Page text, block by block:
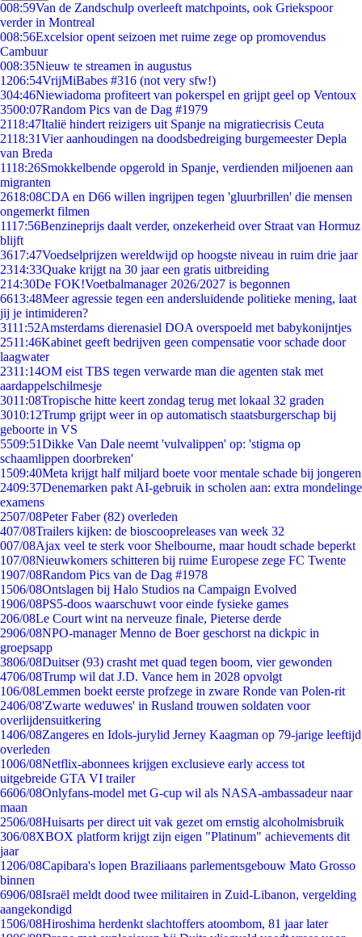
008:59Van de Zandschulp overleeft matchpoints, ook Griekspoor
verder in Montreal
008:56Excelsior opent seizoen met ruime zege op promovendus
Cambuur
008:35Nieuw te streamen in augustus
1206:54VrijMiBabes #316 (not very sfw!)
304:46Niewiadoma profiteert van pokerspel en grijpt geel op Ventoux
3500:07Random Pics van de Dag #1979
2118:47Italië hindert reizigers uit Spanje na migratiecrisis Ceuta
2118:31Vier aanhoudingen na doodsbedreiging burgemeester Depla
van Breda
1118:26Smokkelbende opgerold in Spanje, verdienden miljoenen aan
migranten
2618:08CDA en D66 willen ingrijpen tegen 'gluurbrillen' die mensen
ongemerkt filmen
1117:56Benzineprijs daalt verder, onzekerheid over Straat van Hormuz
blijft
3617:47Voedselprijzen wereldwijd op hoogste niveau in ruim drie jaar
2314:33Quake krijgt na 30 jaar een gratis uitbreiding
214:30De FOK!Voetbalmanager 2026/2027 is begonnen
6613:48Meer agressie tegen een andersluidende politieke mening, laat
jij je intimideren?
3111:52Amsterdams dierenasiel DOA overspoeld met babykonijntjes
2511:46Kabinet geeft bedrijven geen compensatie voor schade door
laagwater
2311:14OM eist TBS tegen verwarde man die agenten stak met
aardappelschilmesje
3011:08Tropische hitte keert zondag terug met lokaal 32 graden
3010:12Trump grijpt weer in op automatisch staatsburgerschap bij
geboorte in VS
5509:51Dikke Van Dale neemt 'vulvalippen' op: 'stigma op
schaamlippen doorbreken'
1509:40Meta krijgt half miljard boete voor mentale schade bij jongeren
2409:37Denemarken pakt AI-gebruik in scholen aan: extra mondelinge
examens
2507/08Peter Faber (82) overleden
407/08Trailers kijken: de bioscoopreleases van week 32
007/08Ajax veel te sterk voor Shelbourne, maar houdt schade beperkt
107/08Nieuwkomers schitteren bij ruime Europese zege FC Twente
1907/08Random Pics van de Dag #1978
1506/08Ontslagen bij Halo Studios na Campaign Evolved
1906/08PS5-doos waarschuwt voor einde fysieke games
206/08Le Court wint na nerveuze finale, Pieterse derde
2906/08NPO-manager Menno de Boer geschorst na dickpic in
groepsapp
3806/08Duitser (93) crasht met quad tegen boom, vier gewonden
4706/08Trump wil dat J.D. Vance hem in 2028 opvolgt
106/08Lemmen boekt eerste profzege in zware Ronde van Polen-rit
2406/08'Zwarte weduwes' in Rusland trouwen soldaten voor
overlijdensuitkering
1406/08Zangeres en Idols-jurylid Jerney Kaagman op 79-jarige leeftijd
overleden
1006/08Netflix-abonnees krijgen exclusieve early access tot
uitgebreide GTA VI trailer
6606/08Onlyfans-model met G-cup wil als NASA-ambassadeur naar
maan
2506/08Huisarts per direct uit vak gezet om ernstig alcoholmisbruik
306/08XBOX platform krijgt zijn eigen "Platinum" achievements dit
jaar
1206/08Capibara's lopen Braziliaans parlementsgebouw Mato Grosso
binnen
6906/08Israël meldt dood twee militairen in Zuid-Libanon, vergelding
aangekondigd
1506/08Hiroshima herdenkt slachtoffers atoombom, 81 jaar later